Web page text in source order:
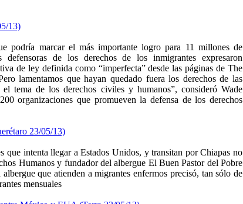
13)
marcar el más importante logro para 11 millones de
de los derechos de los inmigrantes expresaron
de ley definida como “imperfecta” desde las páginas de The
lamentamos que hayan quedado fuera los derechos de las
tema de los derechos civiles y humanos”, consideró Wade
organizaciones que promueven la defensa de los derechos
23/05/13)
que intenta llegar a Estados Unidos, y transitan por Chiapas no
Humanos y fundador del albergue El Buen Pastor del Pobre
que atienden a migrantes enfermos precisó, tan sólo de
mensuales